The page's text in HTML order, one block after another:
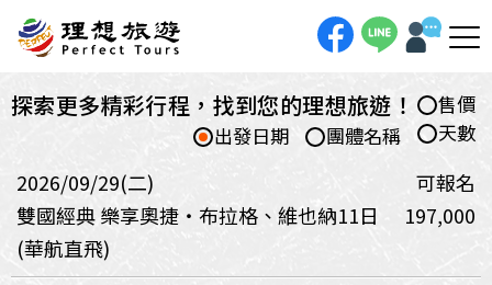
探索更多精彩行程，找到您的理想旅遊！
售價
天數
團體名稱
出發日期
2026/09/29(二)
可報名
雙國經典 樂享奧捷‧布拉格、維也納11日
(華航直飛)
197,000